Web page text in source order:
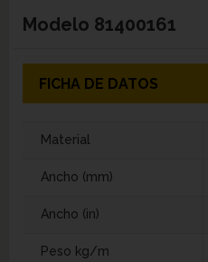
Modelo 81400161
FICHA DE DATOS
Material
Ancho (mm)
Ancho (in)
Peso kg/m